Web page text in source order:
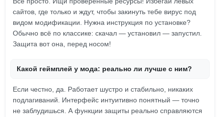
сайтов, где только и ждут, чтобы закинуть тебе вирус под
видом модификации. Нужна инструкция по установке?
Обычно всё по классике: скачал — установил — запустил.
Защита вот она, перед носом!
Какой геймплей у мода: реально ли лучше с ним?
Если честно, да. Работает шустро и стабильно, никаких
подлагиваний. Интерфейс интуитивно понятный — точно
не заблудишься. А функции защиты реально справляются